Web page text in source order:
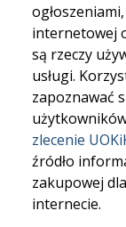
internetowej
są rzeczy
usługi.
zapoznawać
zlecenie
źródło
zakupowej
internecie.